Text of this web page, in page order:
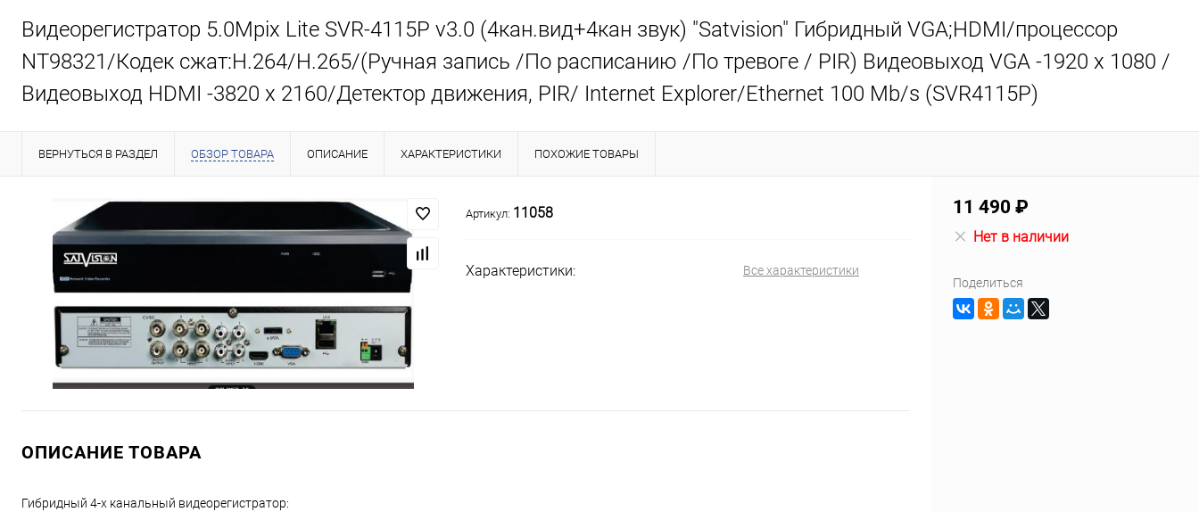
Видеорегистратор 5.0Mpix Lite SVR-4115P v3.0 (4кан.вид+4кан звук) "Satvision" Гибридный VGA;HDMI/процессор
NT98321/Кодек сжат:H.264/H.265/(Ручная запись /По расписанию /По тревоге / PIR) Видеовыход VGA -1920 х 1080 /
Видеовыход HDMI -3820 х 2160/Детектор движения, PIR/ Internet Explorer/Ethernet 100 Mb/s (SVR4115P)
ВЕРНУТЬСЯ В РАЗДЕЛ ОБЗОР ТОВАРА ОПИСАНИЕ ХАРАКТЕРИСТИКИ ПОХОЖИЕ ТОВАРЫ
Артикул: 11058
Характеристики: Все характеристики
ОПИСАНИЕ ТОВАРА
Гибридный 4-х канальный видеорегистратор:
11 490 ₽
Нет в наличии
Поделиться